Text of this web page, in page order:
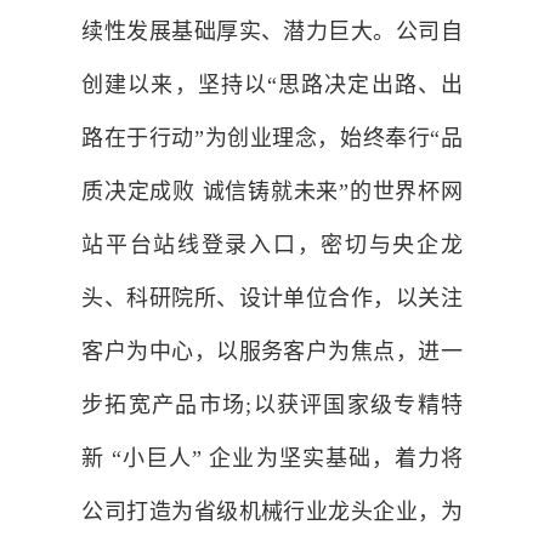
续性发展基础厚实、潜力巨大。公司自
创建以来，坚持以“思路决定出路、出
路在于行动”为创业理念，始终奉行“品
质决定成败 诚信铸就未来”的世界杯网
站平台站线登录入口，密切与央企龙
头、科研院所、设计单位合作，以关注
客户为中心，以服务客户为焦点，进一
步拓宽产品市场;以获评国家级专精特
新 “小巨人” 企业为坚实基础，着力将
公司打造为省级机械行业龙头企业，为